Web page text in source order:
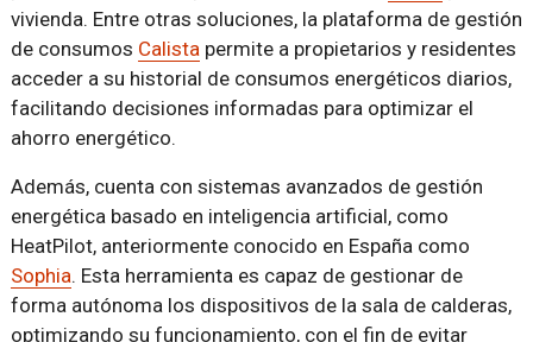
vivienda. Entre otras soluciones, la plataforma de gestión
de consumos Calistapermite a propietarios y residentes
acceder a su historial de consumos energéticos diarios,
facilitando decisiones informadas para optimizar el
ahorro energético.
Además, cuenta con sistemas avanzados de gestión
energética basado en inteligencia artificial, como
HeatPilot, anteriormente conocido en España como
Sophia. Esta herramienta es capaz de gestionar de
forma autónoma los dispositivos de la sala de calderas,
optimizando su funcionamiento, con el fin de evitar